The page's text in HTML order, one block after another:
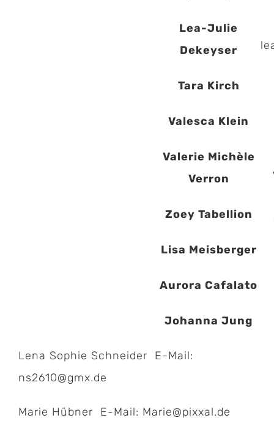
Lea-Julie
Dekeyser
Tara Kirch
Valesca Klein
Valerie Michèle
Verron
Zoey Tabellion
Lisa Meisberger
Aurora Cafalato
Johanna Jung
Lena Sophie Schneider E-Mail:
ns2610@gmx.de
Marie Hübner E-Mail: Marie@pixxal.de